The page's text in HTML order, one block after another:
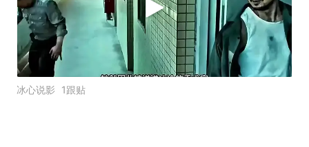
冰心说影 1跟贴